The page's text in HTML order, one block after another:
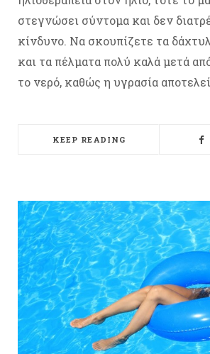
στεγνώσει σύντομα και δεν
κίνδυνο. Να σκουπίζετε τα
και τα πέλματα πολύ καλά μετά
το νερό, καθώς η υγρασία
KEEP READING